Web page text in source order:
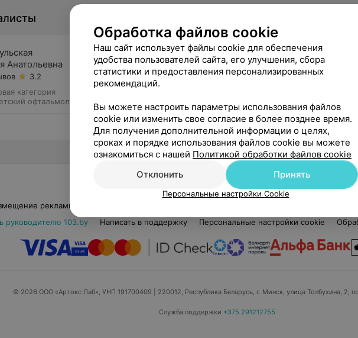
Анатольевна
3.2
категория
офтальмолог
Голуб
Ольга Михайловна
1 отзыв
5.0
Альфамед
рекламы
руководителю 103.by
Написать в поддержку Персональные настройки cookie
© 2026 ООО «Артокс Лаб», УНП 191700409 | 220012, Республика Беларусь, г. Минск, улица Толбухина, 2,
Служба поддержки +375 291212755
Обработка файлов cookie
Наш сайт использует файлы cookie для обеспечения
удобства пользователей сайта, его улучшения, сбора
статистики и предоставления персонализированных
рекомендаций.
Вы можете настроить параметры использования файлов
cookie или изменить свое согласие в более позднее время.
Для получения дополнительной информации о целях,
сроках и порядке использования файлов cookie вы можете
ознакомиться с нашей Политикой обработки файлов cookie
Отклонить
Принять
Персональные настройки Cookie